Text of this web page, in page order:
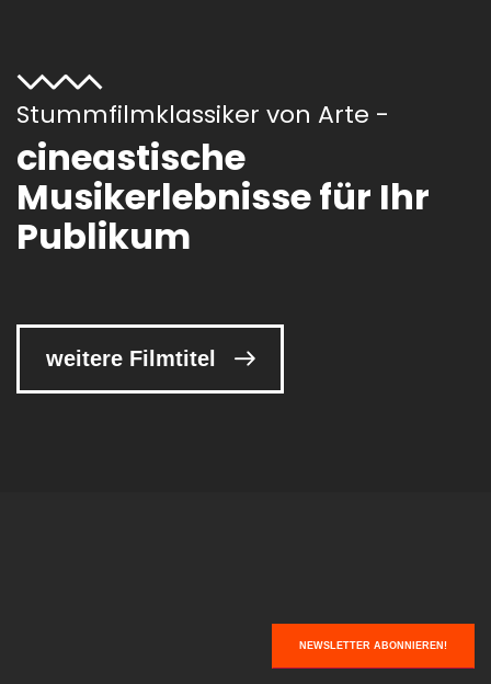
Stummfilmklassiker von Arte -
cineastische
Musikerlebnisse für Ihr
Publikum
weitere Filmtitel
NEWSLETTER ABONNIEREN!